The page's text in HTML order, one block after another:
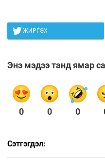
ЖИРГЭХ
Энэ мэдээ танд ямар
0 0 0
Сэтгэгдэл: